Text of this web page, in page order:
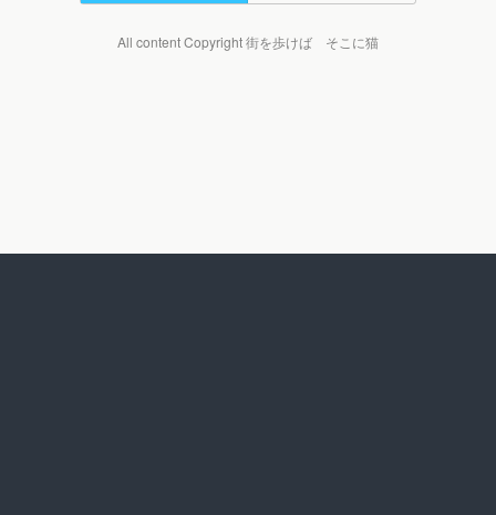
All content Copyright 街を歩けば そこに猫